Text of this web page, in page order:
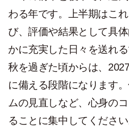
わる年です。
上半期はこ
び、評価や結果として具
かに充実した日々を送れ
秋を過ぎた頃からは、
に備える段階になります
ムの見直しなど、心身の
ることに集中してくださ